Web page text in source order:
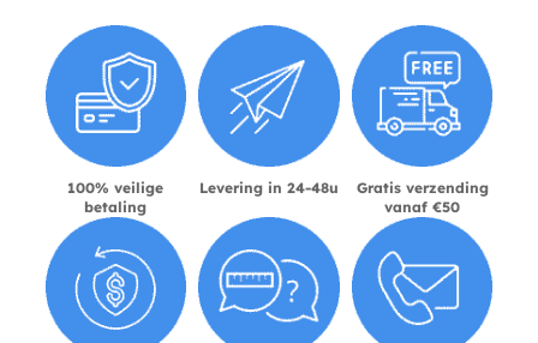
100% veilige
betaling
Levering in 24-48u
Gratis verzending
vanaf €50